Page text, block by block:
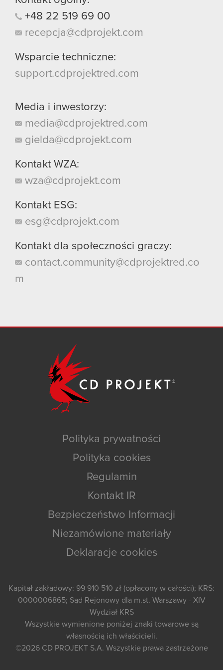
+48 22 519 69 00
recepcja@cdprojekt.com
Wsparcie techniczne:
support.cdprojektred.com
Media i inwestorzy:
media@cdprojektred.com
gielda@cdprojekt.com
Kontakt WZA:
wza@cdprojekt.com
Kontakt ESG:
esg@cdprojekt.com
Kontakt dla społeczności graczy:
contact.community@cdprojektred.co
m
Polityka prywatności
Polityka cookies
Regulamin
Kontakt IR
Bezpieczeństwo Informacji
Niezamówione materiały
Deklaracje cookies
Kapitał zakładowy: 99 910 510 zł (opłacony w całości); KRS:
0000006865; Sąd Rejonowy dla m.st. Warszawy - XIV
Wydział KRS
Wszystkie wymienione poniżej znaki towarowe są
własnością ich właścicieli.
©2026 CD PROJEKT S.A. Wszystkie prawa zastrzeżone